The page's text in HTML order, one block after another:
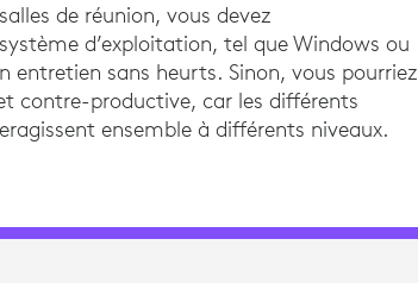
de réunion, vous devez
d’exploitation, tel que Windows ou
sans heurts. Sinon, vous pourriez
contre-productive, car les différents
ensemble à différents niveaux.